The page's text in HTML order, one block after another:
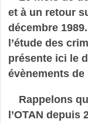
et à un retour
décembre
l’étude des
présente ici le
évènements
Rappelons
l’OTAN depuis